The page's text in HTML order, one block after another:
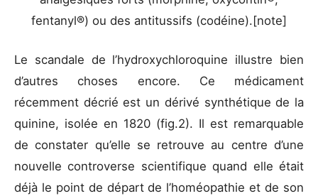
fentanyl®) ou des antitussifs (codéine).[note]
Le scandale de l’hydroxychloroquine illustre bien
d’autres choses encore. Ce médicament
récemment décrié est un dérivé synthétique de la
quinine, isolée en 1820 (fig.2). Il est remarquable
de constater qu’elle se retrouve au centre d’une
nouvelle controverse scientifique quand elle était
déjà le point de départ de l’homéopathie et de son